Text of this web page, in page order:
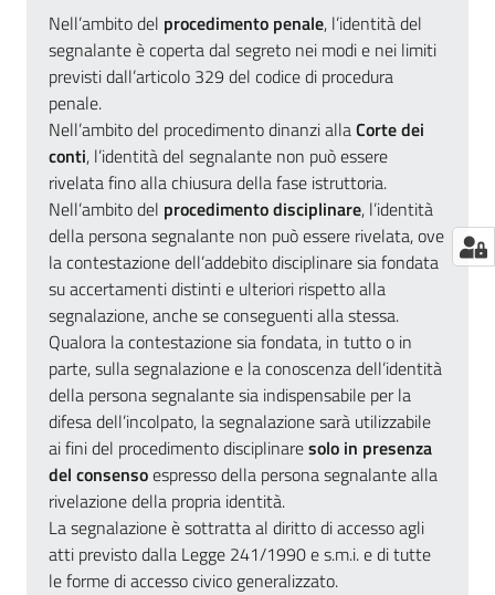
Nell’ambito del procedimento penale, l’identità del
segnalante è coperta dal segreto nei modi e nei limiti
previsti dall’articolo 329 del codice di procedura
penale.
Nell’ambito del procedimento dinanzi allaCorte dei
conti, l’identità del segnalante non può essere
rivelata fino alla chiusura della fase istruttoria.
Nell’ambito del procedimento disciplinare, l’identità
della persona segnalante non può essere rivelata, ove
la contestazione dell’addebito disciplinare sia fondata
su accertamenti distinti e ulteriori rispetto alla
segnalazione, anche se conseguenti alla stessa.
Qualora la contestazione sia fondata, in tutto o in
parte, sulla segnalazione e la conoscenza dell’identità
della persona segnalante sia indispensabile per la
difesa dell’incolpato, la segnalazione sarà utilizzabile
ai fini del procedimento disciplinaresolo in presenza
del consensoespresso della persona segnalante alla
rivelazione della propria identità.
La segnalazione è sottratta al diritto di accesso agli
atti previsto dalla Legge 241/1990 e s.m.i. e di tutte
le forme di accesso civico generalizzato.